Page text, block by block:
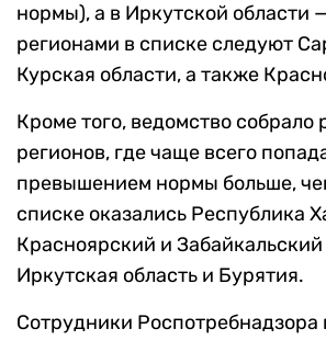
нормы), а в Иркутской области
регионами в списке следуют
Курская области, а также
Кроме того, ведомство собрало
регионов, где чаще всего
превышением нормы больше,
списке оказались Республика
Красноярский и Забайкальский
Иркутская область и Бурятия.
Сотрудники Роспотребнадзора